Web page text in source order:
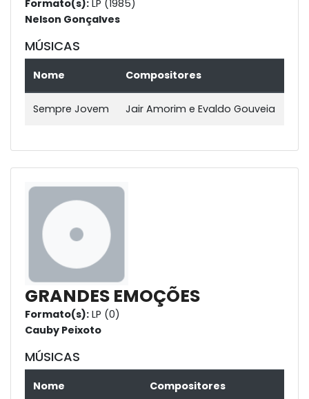
Formato(s): LP (1985)
Nelson Gonçalves
MÚSICAS
Nome Compositores
Sempre Jovem Jair Amorim e Evaldo Gouveia
GRANDES EMOÇÕES
Formato(s): LP (0)
Cauby Peixoto
MÚSICAS
Nome Compositores